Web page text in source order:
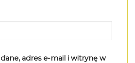
adres e-mail i witrynę w